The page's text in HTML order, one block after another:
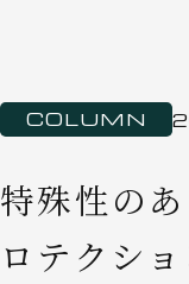
COLUMN
特殊性の
ロテクシ